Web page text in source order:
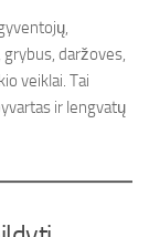
daržoves,
veiklai. Tai
ir lengvatų